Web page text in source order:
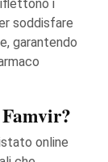
i
soddisfare
garantendo
online